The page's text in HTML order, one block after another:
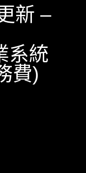
新 –
系統
費)